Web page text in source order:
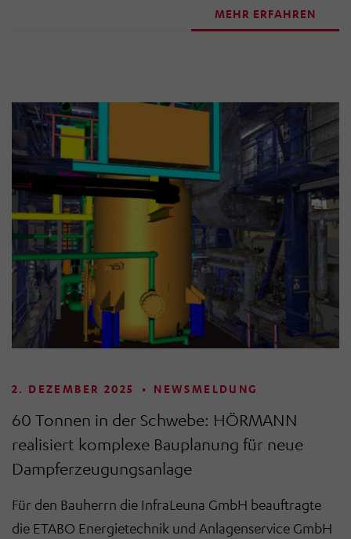
MEHR ERFAHREN
2. DEZEMBER 2025 • NEWSMELDUNG
60 Tonnen in der Schwebe: HÖRMANN
realisiert komplexe Bauplanung für neue
Dampferzeugungsanlage
Für den Bauherrn die InfraLeuna GmbH beauftragte
die ETABO Energietechnik und Anlagenservice GmbH